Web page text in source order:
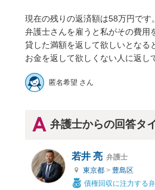
現在の残りの返済額は58万円です。
弁護士さんを雇うと私がその費用
貸した満額を返して欲しいとなる
お金を返して欲しくない人に返し
匿名希望 さん
弁護士からの回答タ
若井 亮 弁護士
東京都 > 豊島区
債権回収に注力する